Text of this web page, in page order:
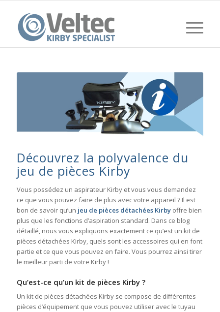
Découvrez la polyvalence du
jeu de pièces Kirby
Vous possédez un aspirateur Kirby et vous vous demandez
ce que vous pouvez faire de plus avec votre appareil ? Il est
bon de savoir qu’un jeu de pièces détachées Kirbyoffre bien
plus que les fonctions d’aspiration standard. Dans ce blog
détaillé, nous vous expliquons exactement ce qu’est un kit de
pièces détachées Kirby, quels sont les accessoires qui en font
partie et ce que vous pouvez en faire. Vous pourrez ainsi tirer
le meilleur parti de votre Kirby !
Qu’est-ce qu’un kit de pièces Kirby ?
Un kit de pièces détachées Kirby se compose de différentes
pièces d’équipement que vous pouvez utiliser avec le tuyau